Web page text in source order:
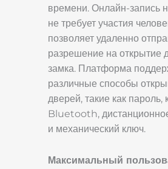
времени. Онлайн-запись
не требует участия
позволяет удаленно
разрешение на открытие
замка. Платформа
различные способы
дверей, такие как пароль,
Bluetooth,
и механический ключ.
Максимальный